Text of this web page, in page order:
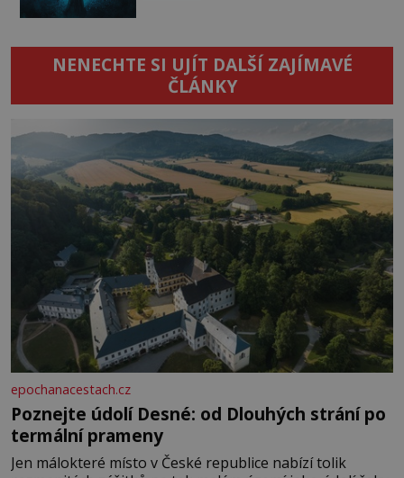
NENECHTE SI UJÍT DALŠÍ ZAJÍMAVÉ
ČLÁNKY
epochanacestach.cz
Poznejte údolí Desné: od Dlouhých strání po
termální prameny
Jen málokteré místo v České republice nabízí tolik